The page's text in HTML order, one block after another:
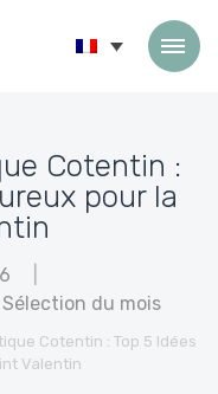
Cotentin :
pour la
Sélection du mois
Cotentin : Top 5 Idées
Valentin